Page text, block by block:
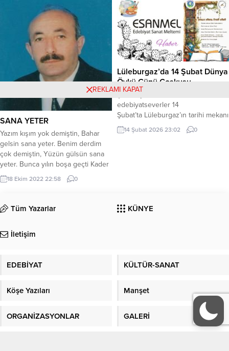
sebep Bulamıyorum bu dünyada.
Sevmek insana zulüm, Unutmak
insana hediye Ne hediyem olur ne
zulüm Bu dünya da zor...
SANA YETER
Yazım kışım yok demiştin, Bahar
gelsin sana yeter. Benim derdim
çok demiştin, Yüzün gülsün sana
yeter. Bunca yılın boşa geçti Kader
seni bugün seçti Yonca ekti burçak
biçti, Sözün geçsin sana yeter.
Peygamberin asasıydın Bu hayatın
yasasıydın, İşin bitsin sana yeter.
olsun...
18 Ekim 2022 22:58 0
Lüleburgaz’da 14 Şubat Dünya
Öykü Günü Coşkusu
Şairler, yazarlar ve
edebiyatseverler 14
Şubat’ta Lüleburgaz’ın tarihi
ortak dilinde bir araya geldi. (Basın
bülteninden) Lüleburgaz’da 14
hazırlanan program, öykü ve şiirin
14 Şubat 2026 23:02 0
Tüm Yazarlar KÜNYE
İletişim
EDEBİYAT KÜLTÜR-SANAT
Köşe Yazıları Manşet
ORGANİZASYONLAR GALERİ
REKLAMI KAPAT